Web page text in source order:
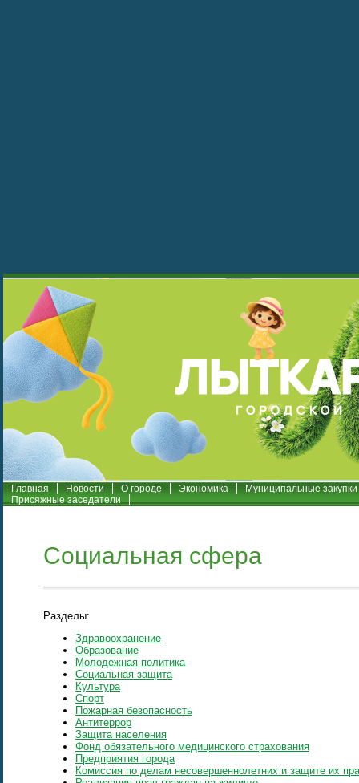
Главная Новости О городе Экономика
Муниципальные закупки
Присяжные заседатели
Социальная сфера
Разделы:
Здравоохранение
Образование
Молодежная политика
Социальная защита
Культура
Спорт
Пожарная безопасность
Антитеррор
Защита населения
Фонд обязательного медицинского страхования
Предприятия города
Комиссия по делам несовершеннолетних и защите их